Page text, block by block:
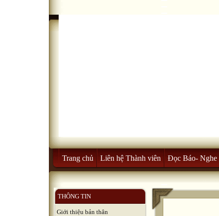
Trang chủ Liên hệ Thành viên Đọc Báo- Nghe
THÔNG TIN
Giới thiệu bản thân